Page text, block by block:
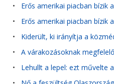
• Erős amerikai piacban bízik
• Erős amerikai piacban bízik
• Kiderült, ki irányítja a
• A várakozásoknak
• Lehullt a lepel: ezt művelte